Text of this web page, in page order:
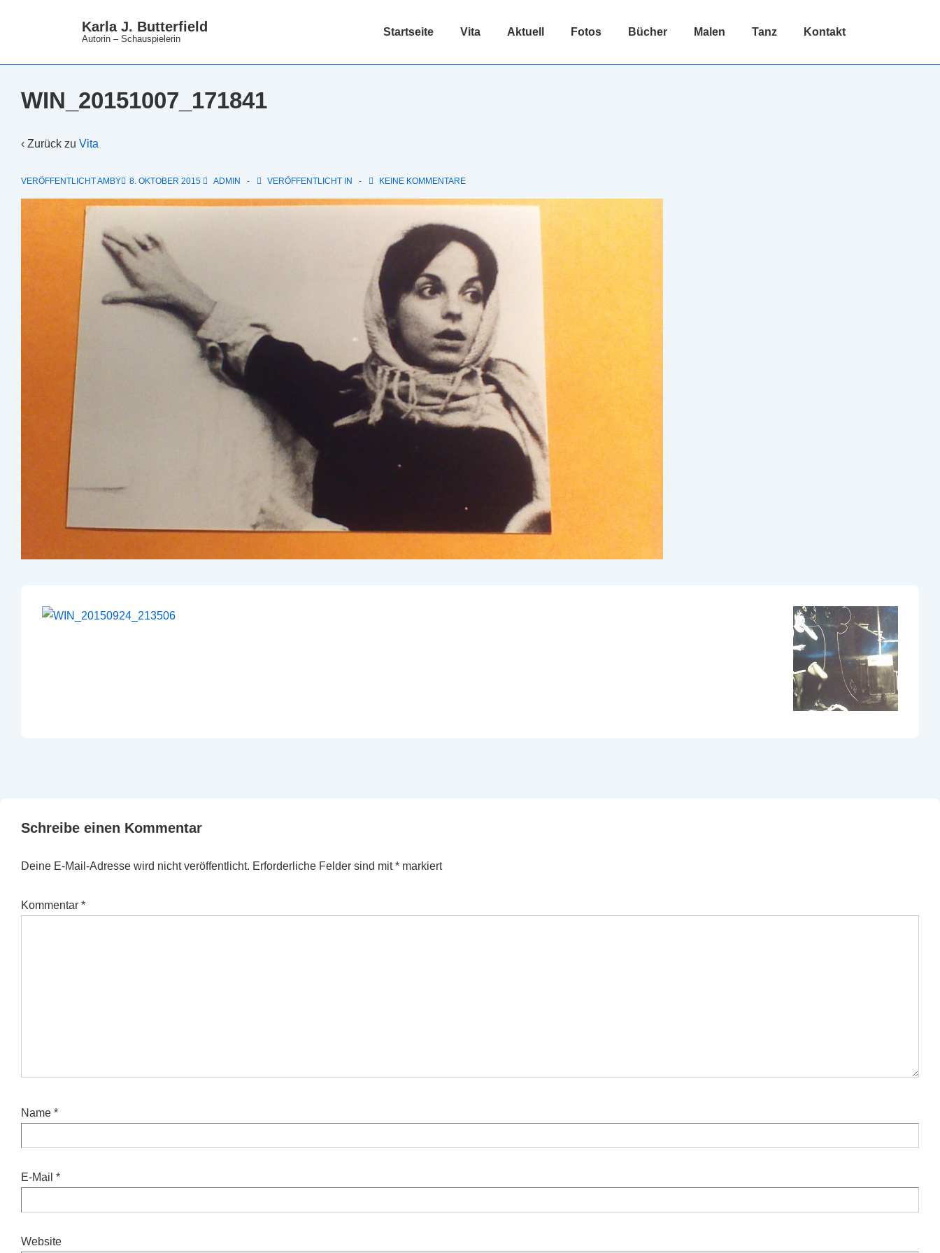
Karla J. Butterfield
Autorin – Schauspielerin
Hauptnavigation
Startseite Vita Aktuell Fotos Bücher Malen Tanz Kontakt
WIN_20151007_171841
‹ Zurück zu Vita
VERÖFFENTLICHT AMBY 8. OKTOBER 2015 ADMIN VERÖFFENTLICHT IN KEINE KOMMENTARE
Schreibe einen Kommentar
Deine E-Mail-Adresse wird nicht veröffentlicht. Erforderliche Felder sind mit* markiert
Kommentar *
Name *
E-Mail *
Website